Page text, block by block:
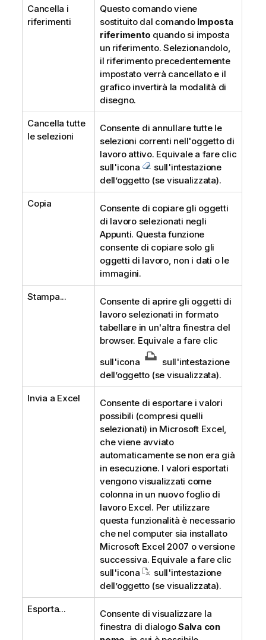
Cancella i
riferimenti
Questo comando viene
sostituito dal comando Imposta
riferimento quando si imposta
un riferimento. Selezionandolo,
il riferimento precedentemente
impostato verrà cancellato e il
grafico invertirà la modalità di
disegno.
Cancella tutte
le selezioni
Consente di annullare tutte le
selezioni correnti nell'oggetto di
lavoro attivo. Equivale a fare clic
sull'icona
sull'intestazione
dell’oggetto (se visualizzata).
Copia
Consente di copiare gli oggetti
di lavoro selezionati negli
Appunti. Questa funzione
consente di copiare solo gli
oggetti di lavoro, non i dati o le
immagini.
Stampa...
Consente di aprire gli oggetti di
lavoro selezionati in formato
tabellare in un'altra finestra del
browser. Equivale a fare clic
sull'icona
sull'intestazione
dell’oggetto (se visualizzata).
Invia a Excel
Consente di esportare i valori
possibili (compresi quelli
selezionati) in Microsoft Excel,
che viene avviato
automaticamente se non era già
in esecuzione. I valori esportati
vengono visualizzati come
colonna in un nuovo foglio di
lavoro Excel. Per utilizzare
questa funzionalità è necessario
che nel computer sia installato
Microsoft Excel 2007 o versione
successiva. Equivale a fare clic
sull'icona
sull'intestazione
dell’oggetto (se visualizzata).
Esporta...
Consente di visualizzare la
finestra di dialogoSalva con